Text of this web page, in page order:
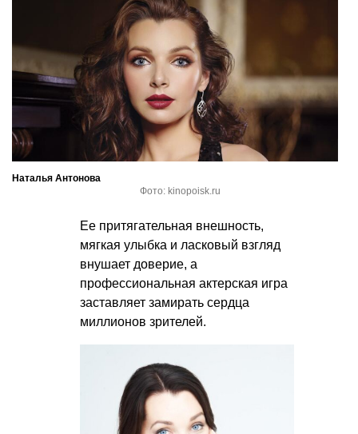
Наталья Антонова
Фото: kinopoisk.ru
Ее притягательная внешность,
мягкая улыбка и ласковый взгляд
внушает доверие, а
профессиональная актерская игра
заставляет замирать сердца
миллионов зрителей.